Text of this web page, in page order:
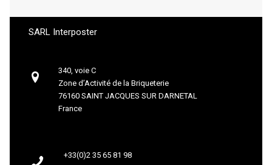
SARL Interposter
340, voie C
Zone d’Activité de la Briqueterie
76160 SAINT JACQUES SUR DARNETAL
France
+33(0)2 35 65 81 98